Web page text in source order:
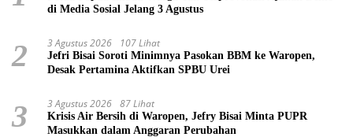
di Media Sosial Jelang 3 Agustus
2 3 Agustus 2026 107 Lihat
Jefri Bisai Soroti Minimnya Pasokan BBM ke Waropen,
Desak Pertamina Aktifkan SPBU Urei
3 3 Agustus 2026 87 Lihat
Krisis Air Bersih di Waropen, Jefry Bisai Minta PUPR
Masukkan dalam Anggaran Perubahan